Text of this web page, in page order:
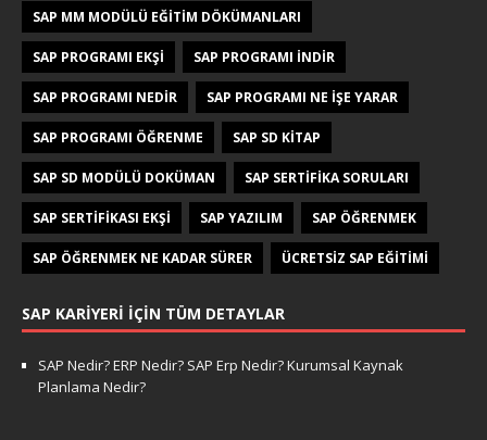
SAP MM MODÜLÜ EĞITIM DÖKÜMANLARI
SAP PROGRAMI EKŞI SAP PROGRAMI INDIR
SAP PROGRAMI NEDIR SAP PROGRAMI NE IŞE YARAR
SAP PROGRAMI ÖĞRENME SAP SD KITAP
SAP SD MODÜLÜ DOKÜMAN SAP SERTIFIKA SORULARI
SAP SERTIFIKASI EKŞI SAP YAZILIM SAP ÖĞRENMEK
SAP ÖĞRENMEK NE KADAR SÜRER ÜCRETSIZ SAP EĞITIMI
SAP KARIYERI İÇIN TÜM DETAYLAR
SAP Nedir? ERP Nedir? SAP Erp Nedir? Kurumsal Kaynak
Planlama Nedir?